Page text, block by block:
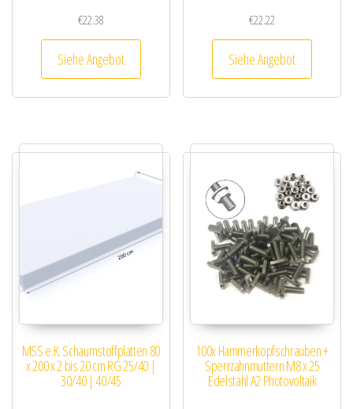
€22.38
Siehe Angebot
€22.22
Siehe Angebot
MSS e.K. Schaumstoffplatten 80
x 200 x 2 bis 20 cm RG 25/40 |
30/40 | 40/45
100x Hammerkopfschrauben +
Sperrzahnmuttern M8 x 25
Edelstahl A2 Photovoltaik